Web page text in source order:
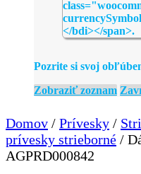
Pozrite si svoj
Zobraziť zoznam
Domov / Prívesky /
prívesky strieborné /
AGPRD000842